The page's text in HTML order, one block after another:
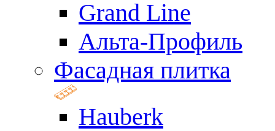
Grand Line
Альта-Профиль
Фасадная плитка
Hauberk